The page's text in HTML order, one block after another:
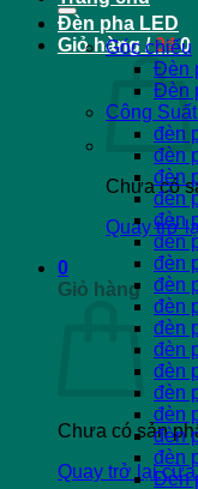
Giỏ hàng /0₫ 0
Chưa có
Quay trở
0
Giỏ hàng
Chưa có sản
Quay trở lại
Đèn pha LED
Góc chiếu
Đèn
Đèn
Công
đèn
đèn
đèn
đèn
đèn
đèn
đèn
đèn
đèn
đèn
đèn
đèn
đèn
đèn
đèn
đèn
Đèn